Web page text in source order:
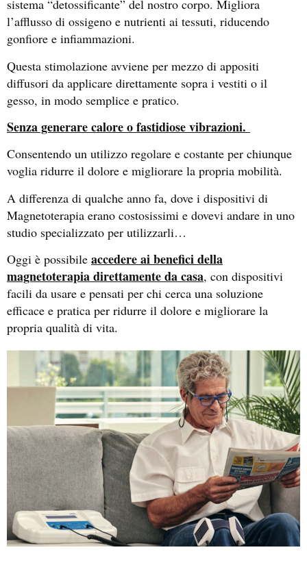
sistema “detossificante” del nostro corpo. Migliora
l’afflusso di ossigeno e nutrienti ai tessuti, riducendo
gonfiore e infiammazioni.
Questa stimolazione avviene per mezzo di appositi
diffusori da applicare direttamente sopra i vestiti o il
gesso, in modo semplice e pratico.
Senza generare calore o fastidiose vibrazioni.
Consentendo un utilizzo regolare e costante per chiunque
voglia ridurre il dolore e migliorare la propria mobilità.
A differenza di qualche anno fa, dove i dispositivi di
Magnetoterapia erano costosissimi e dovevi andare in uno
studio specializzato per utilizzarli…
Oggi è possibile accedere ai benefici della
magnetoterapia direttamente da casa, con dispositivi
facili da usare e pensati per chi cerca una soluzione
efficace e pratica per ridurre il dolore e migliorare la
propria qualità di vita.